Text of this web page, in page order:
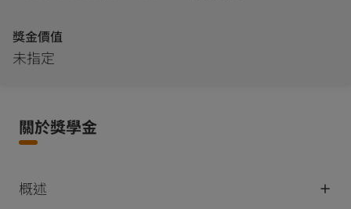
獎金價值
未指定
關於獎學金
概述